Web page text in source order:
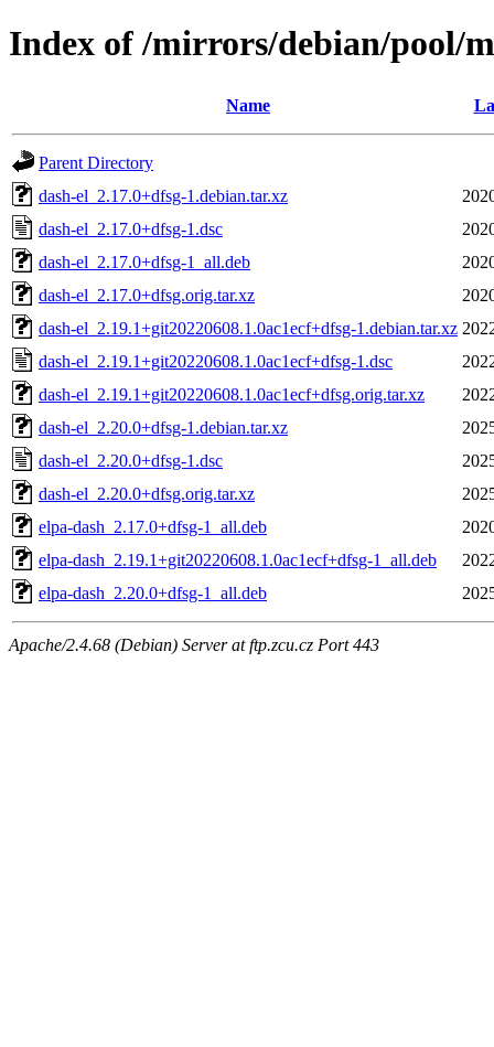
Index of /mirrors/debian/pool/
Name
Parent Directory
dash-el_2.17.0+dfsg-1.debian.tar.xz
dash-el_2.17.0+dfsg-1.dsc
dash-el_2.17.0+dfsg-1_all.deb
dash-el_2.17.0+dfsg.orig.tar.xz
dash-el_2.19.1+git20220608.1.0ac1ecf+dfsg-1.debian.tar.xz
dash-el_2.19.1+git20220608.1.0ac1ecf+dfsg-1.dsc
dash-el_2.19.1+git20220608.1.0ac1ecf+dfsg.orig.tar.xz
dash-el_2.20.0+dfsg-1.debian.tar.xz
dash-el_2.20.0+dfsg-1.dsc
dash-el_2.20.0+dfsg.orig.tar.xz
elpa-dash_2.17.0+dfsg-1_all.deb
elpa-dash_2.19.1+git20220608.1.0ac1ecf+dfsg-1_all.deb
elpa-dash_2.20.0+dfsg-1_all.deb
Apache/2.4.68 (Debian) Server at ftp.zcu.cz Port 443